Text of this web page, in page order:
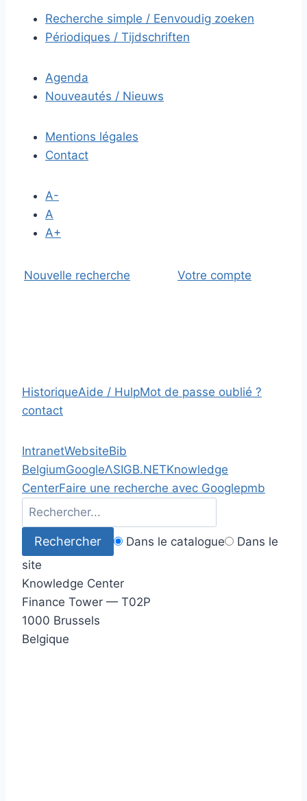
Recherche simple / Eenvoudig zoeken
Périodiques / Tijdschriften
Agenda
Nouveautés / Nieuws
Mentions légales
Contact
A-
A
A+
Nouvelle recherche Votre compte
HistoriqueAide / HulpMot de passe oublié ?
contact
IntranetWebsiteBib
BelgiumGoogleΛSIGB.NETKnowledge
CenterFaire une recherche avec Googlepmb
Dans le catalogue
Dans le
site
Knowledge Center
Finance Tower — T02P
1000 Brussels
Belgique